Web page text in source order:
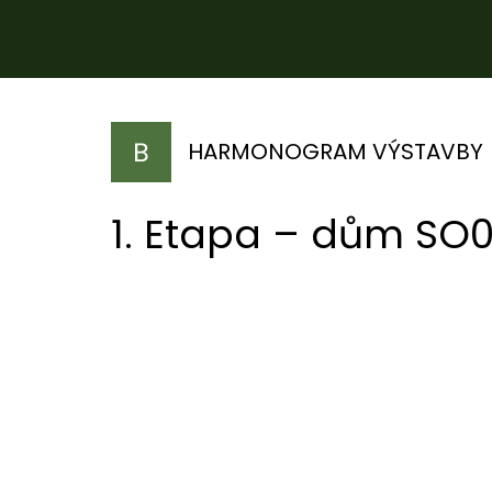
HARMONOGRAM VÝSTAVBY
1. Etapa – dům